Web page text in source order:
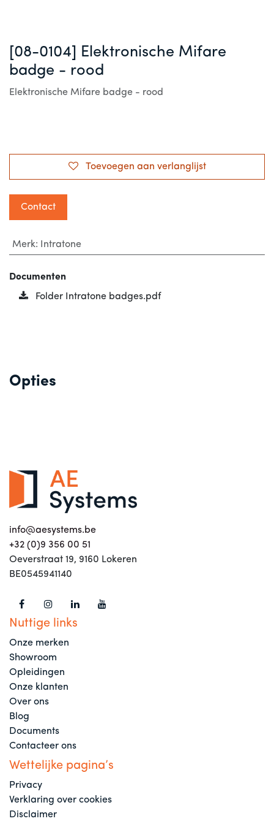
[08-0104] Elektronische Mifare
badge - rood
Elektronische Mifare badge - rood
Toevoegen aan verlanglijst
Contact
Merk: Intratone
Documenten
Folder Intratone badges.pdf
Opties
info@aesystems.be
+32 (0)9 356 00 51
Oeverstraat 19, 9160 Lokeren
BE0545941140
Nuttige links
Onze merken
Showroom
Opleidingen
Onze klanten
Over ons
Blog
Documents
Contacteer ons
Wettelijke pagina’s
Privacy
Verklaring over cookies
Disclaimer